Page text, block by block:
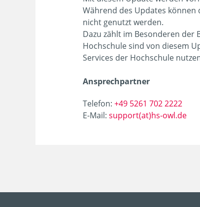
Während des Updates können
nicht genutzt werden.
Dazu zählt im Besonderen der
Hochschule sind von diesem
Services der Hochschule
Ansprechpartner
Telefon: +49 5261 702 2222
E-Mail: support(at)hs-owl.de